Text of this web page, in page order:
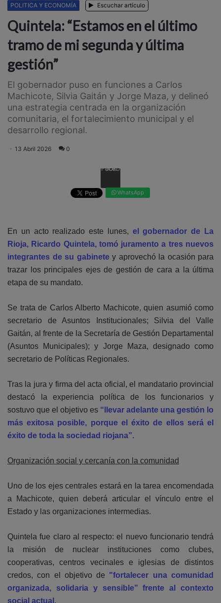
POLITICA Y ECONOMÍA Escuchar artículo
Quintela: “Estamos en el último
tramo de mi segunda y última
gestión”
El gobernador puso en funciones a Carlos
Machicote, Silvia Gaitán y Jorge Maza, y delineó
una estrategia centrada en la organización
comunitaria, el fortalecimiento municipal y el
desarrollo regional.
13 Abril 2026 0
Facebook
WhatsApp
En un acto realizado este lunes, el gobernador de La
Rioja, Ricardo Quintela, tomó juramento a tres nuevos
integrantes de su gabinetey aprovechó la ocasión para
trazar los principales ejes de gestión de cara a la última
etapa de su mandato.
Se trata de Carlos Alberto Machicote, quien asumió como
secretario de Asuntos Institucionales; Silvia del Valle
Gaitán, al frente de la Secretaría de Gestión Departamental
(Asuntos Municipales); y Jorge Maza, designado como
secretario de Políticas Regionales.
Tras la jura y firma del acta oficial, el mandatario provincial
destacó la experiencia política de los funcionarios y
sostuvo que el objetivo es “llevar adelante una gestión lo
más exitosa posible, porque el éxito de ellos será el
éxito de toda la sociedad riojana”.
Organización social y cercanía con la comunidad
Uno de los ejes centrales estará en la tarea encomendada
a Machicote, quien deberá articular el vínculo entre el
Estado y las organizaciones intermedias.
Quintela fue claro al respecto: el nuevo funcionario tendrá
la misión de nuclear instituciones como clubes,
cooperativas, centros vecinales e iglesias de distintos
credos, con el objetivo de "fortalecer una comunidad
organizada, solidaria y sensible” frente al contexto
social actual.